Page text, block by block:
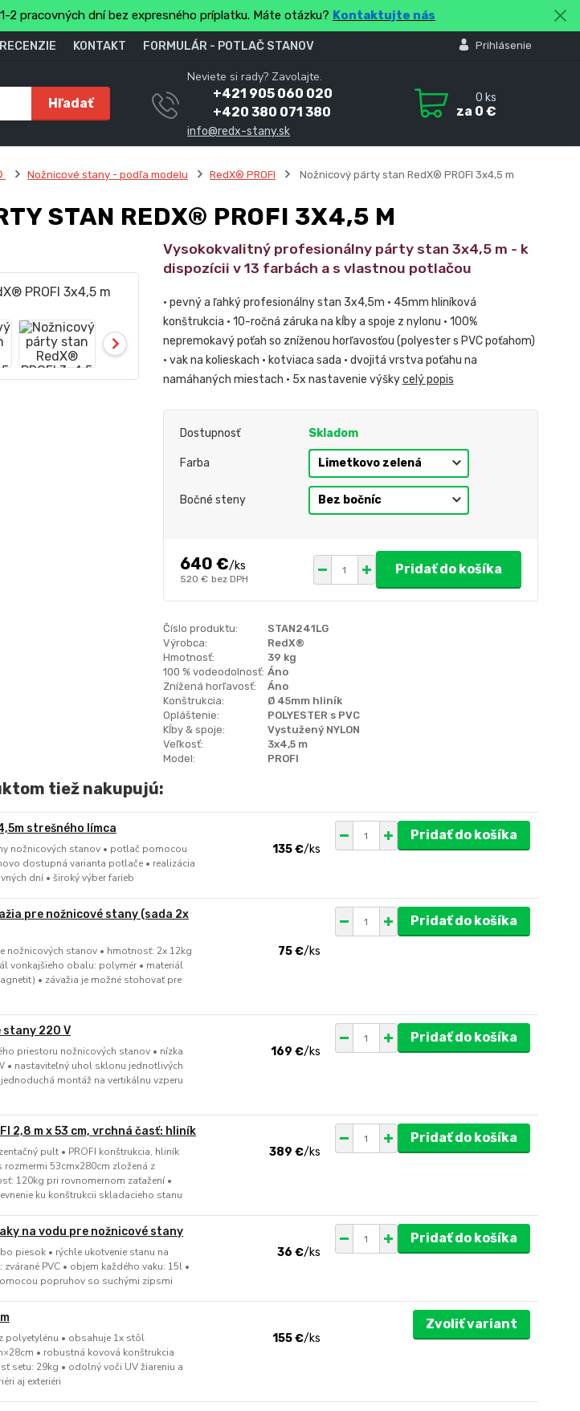
2 pracovných dní bez expresného príplatku. Máte otázku? Kontaktujte nás
RECENZIE KONTAKT FORMULÁR - POTLAČ STANOV Prihlásenie
Hľadať
Neviete si rady? Zavolajte.
+421 905 060 020
+420 380 071 380
info@redx-stany.sk
0 ks
za 0 €
Nožnicové stany - podľa modelu RedX® PROFI Nožnicový párty stan RedX® PROFI 3x4,5 m
STAN REDX® PROFI 3X4,5 M
Vysokokvalitný profesionálny párty stan 3x4,5 m - k
dispozícii v 13 farbách a s vlastnou potlačou
• pevný a ľahký profesionálny stan 3x4,5m • 45mm hliníková
konštrukcia • 10-ročná záruka na kĺby a spoje z nylonu • 100%
nepremokavý poťah so zníženou horľavosťou (polyester s PVC poťahom)
• vak na kolieskach • kotviaca sada • dvojitá vrstva poťahu na
namáhaných miestach • 5x nastavenie výškycelý popis
Dostupnosť Skladom
Farba
Bočné steny
640 €/ks
520 € bez DPH
Pridať do košíka
Číslo produktu:
STAN241LG
Výrobca:
RedX®
Hmotnosť:
39 kg
100 % vodeodolnosť: Áno
Znížená horľavosť:
Áno
Konštrukcia:
Ø 45mm hliník
Opláštenie:
POLYESTER s PVC
Kĺby & spoje:
Vystužený NYLON
Veľkosť:
3x4,5 m
Model:
PROFI
tiež nakupujú:
strešného límca
nožnicových stanov • potlač pomocou
dostupná varianta potlače • realizácia
dní • široký výber farieb
135 €/ks
Pridať do košíka
pre nožnicové stany (sada 2x
nožnicových stanov • hmotnosť: 2x 12kg
vonkajšieho obalu: polymér • materiál
• závažia je možné stohovať pre
75 €/ks
Pridať do košíka
stany 220 V
priestoru nožnicových stanov • nízka
• nastaviteľný uhol sklonu jednotlivých
montáž na vertikálnu vzperu
169 €/ks
Pridať do košíka
2,8 m x 53 cm, vrchná časť: hliník
pult • PROFI konštrukcia, hliník
53cmx280cm zložená z
120kg pri rovnomernom zaťažení •
ku konštrukcii skladacieho stanu
389 €/ks
Pridať do košíka
na vodu pre nožnicové stany
piesok • rýchle ukotvenie stanu na
PVC • objem každého vaku: 15l •
popruhov so suchými zipsmi
36 €/ks
Pridať do košíka
polyetylénu • obsahuje 1x stôl
• robustná kovová konštrukcia
setu: 29kg • odolný voči UV žiareniu a
aj exteriéri
155 €/ks
Zvoliť variant